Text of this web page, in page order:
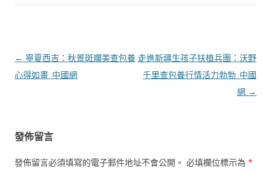
文
章
← 寧夏西吉：秋景斑斕美查包養
心得如畫_中國網
走進新疆生孩子扶植兵團：沃野
千里查包養行情活力勃勃_中國
網 →
發佈留言
發佈留言必須填寫的電子郵件地址不會公開。 必填欄位標示為 *